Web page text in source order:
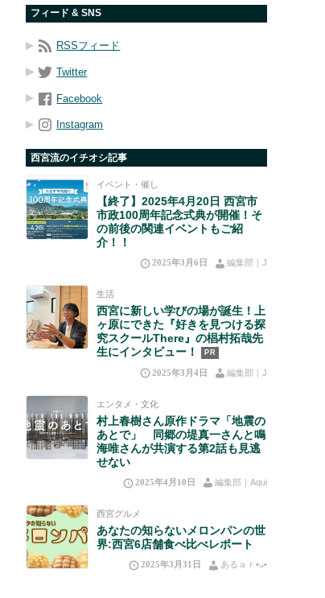
フィード & SNS
RSSフィード
Twitter
Facebook
Instagram
西宮流のイチオシ記事
イベント・催し
【終了】2025年4月20日 西宮市
市政100周年記念式典が開催！そ
の前後の関連イベントもご紹
介！！
2025年3月6日 編集部｜J
生活
西宮に新しい学びの場が誕生！上
ヶ原にできた『好きを見つける探
究スクールThere』の椙村拓哉先
生にインタビュー！
PR
2025年3月4日 編集部｜J
エンタメ・文化
村上春樹さん原作ドラマ「地震の
あとで」 同郷の堤真一さんと鳴
海唯さんが共演する第2話も見逃
せない
2025年4月10日 編集部｜Aqui
西宮グルメ
あなたの知らないメロンパンの世
界:西宮6店舗食べ比べレポート
2025年3月31日 あるａｒ•⁠ᴗ⁠•⁠